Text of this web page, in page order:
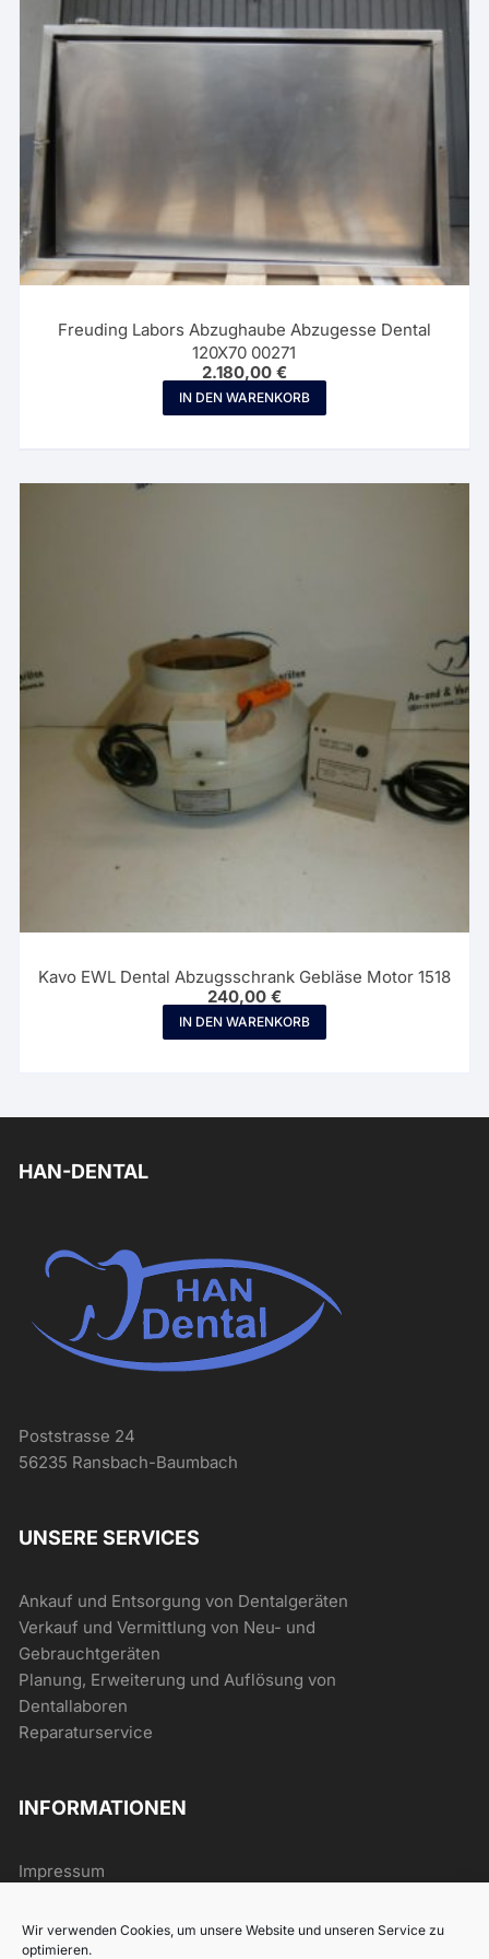
Wir verwenden Cookies, um unsere Website und unseren Service zu
optimieren.
Freuding Labors Abzughaube Abzugesse Dental
120X70 00271
2.180,00 €
IN DEN WARENKORB
Kavo EWL Dental Abzugsschrank Gebläse Motor 1518
240,00 €
IN DEN WARENKORB
HAN-DENTAL
Poststrasse 24
56235 Ransbach-Baumbach
UNSERE SERVICES
Ankauf und Entsorgung von Dentalgeräten
Verkauf und Vermittlung von Neu- und
Gebrauchtgeräten
Planung, Erweiterung und Auflösung von
Dentallaboren
Reparaturservice
INFORMATIONEN
Impressum
Datenschutz
Widerrufsrecht